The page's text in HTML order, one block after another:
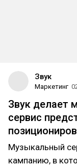
Звук
Маркетинг
Звук делает
сервис
Музыкальный
кампанию, в